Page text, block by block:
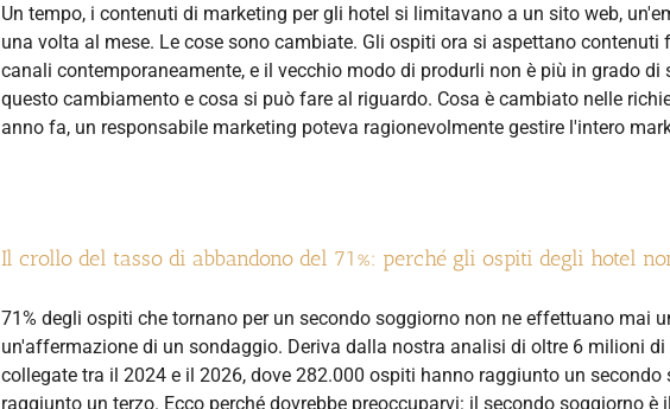
Un tempo, i contenuti di marketing per gli hotel si limitavano a un sito web,
una volta al mese. Le cose sono cambiate. Gli ospiti ora si aspettano
canali contemporaneamente, e il vecchio modo di produrli non è più in grado
questo cambiamento e cosa si può fare al riguardo. Cosa è cambiato nelle
anno fa, un responsabile marketing poteva ragionevolmente gestire l'intero
Il crollo del tasso di abbandono del 71%: perché gli ospiti degli hotel
71% degli ospiti che tornano per un secondo soggiorno non ne effettuano mai
un'affermazione di un sondaggio. Deriva dalla nostra analisi di oltre 6 milioni
collegate tra il 2024 e il 2026, dove 282.000 ospiti hanno raggiunto un
raggiunto un terzo. Ecco perché dovrebbe preoccuparvi: il secondo soggiorno